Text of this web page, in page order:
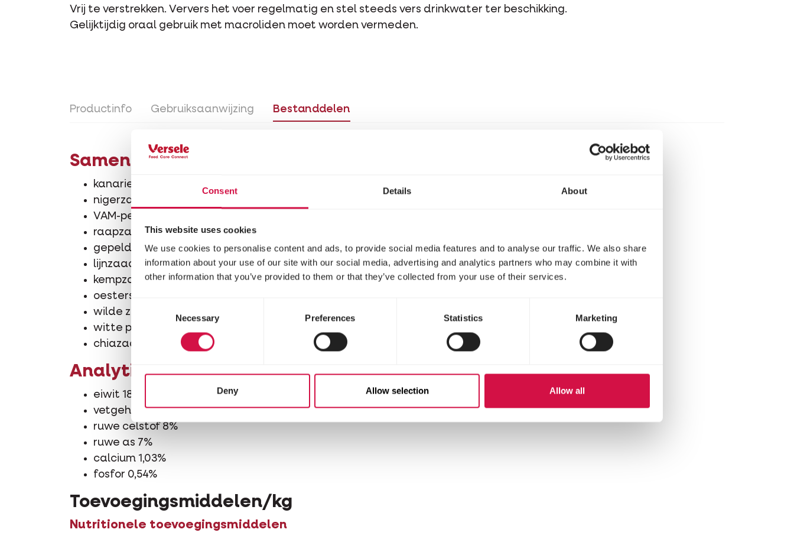
Consent Details About
This website uses cookies
We use cookies to personalise content and ads, to provide social media features and to analyse our traffic. We also share
information about your use of our site with our social media, advertising and analytics partners who may combine it with
other information that you’ve provided to them or that they’ve collected from your use of their services.
Necessary Preferences Statistics Marketing
Deny Allow selection Allow all
Vrij te verstrekken. Ververs het voer regelmatig en stel steeds vers drinkwater ter beschikking.
Gelijktijdig oraal gebruik met macroliden moet worden vermeden.
Productinfo Gebruiksaanwijzing Bestanddelen
Samenstelling
kanariezaad
nigerzaad
VAM-pellets
raapzaad
gepelde haver
lijnzaad
kempzaad
oesterschelpen
wilde zaden
witte perilla
chiazaad
Analytische bestanddelen
eiwit 18%
vetgehalte 15%
ruwe celstof 8%
ruwe as 7%
calcium 1,03%
fosfor 0,54%
Toevoegingsmiddelen/kg
Nutritionele toevoegingsmiddelen